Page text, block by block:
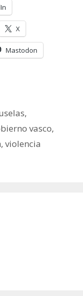
X
Mastodon
,
vasco,
, violencia